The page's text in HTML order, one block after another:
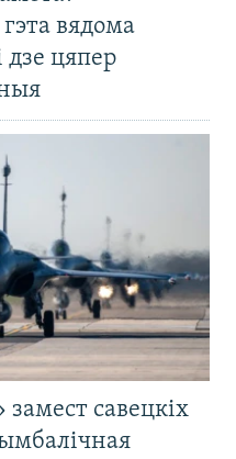
вядома
дзе цяпер
савецкіх